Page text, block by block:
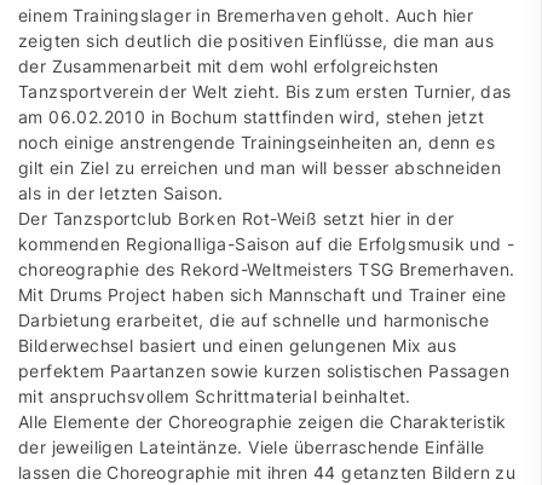
einem Trainingslager in Bremerhaven geholt. Auch hier
zeigten sich deutlich die positiven Einflüsse, die man aus
der Zusammenarbeit mit dem wohl erfolgreichsten
Tanzsportverein der Welt zieht. Bis zum ersten Turnier, das
am 06.02.2010 in Bochum stattfinden wird, stehen jetzt
noch einige anstrengende Trainingseinheiten an, denn es
gilt ein Ziel zu erreichen und man will besser abschneiden
als in der letzten Saison.
Der Tanzsportclub Borken Rot-Weiß setzt hier in der
kommenden Regionalliga-Saison auf die Erfolgsmusik und -
choreographie des Rekord-Weltmeisters TSG Bremerhaven.
Mit Drums Project haben sich Mannschaft und Trainer eine
Darbietung erarbeitet, die auf schnelle und harmonische
Bilderwechsel basiert und einen gelungenen Mix aus
perfektem Paartanzen sowie kurzen solistischen Passagen
mit anspruchsvollem Schrittmaterial beinhaltet.
Alle Elemente der Choreographie zeigen die Charakteristik
der jeweiligen Lateintänze. Viele überraschende Einfälle
lassen die Choreographie mit ihren 44 getanzten Bildern zu